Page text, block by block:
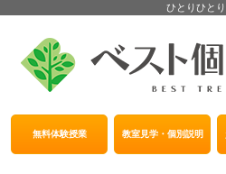
ひとりひと
無料体験授業 教室見学・個別説明